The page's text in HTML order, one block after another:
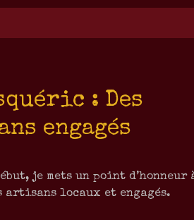
: Des
engagés
je mets un point d’honneur
artisans locaux et engagés.